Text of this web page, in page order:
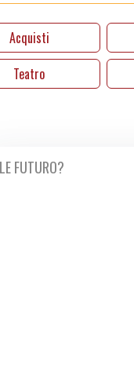
Acquisti
Teatro
14/10 2023
FUTURO?